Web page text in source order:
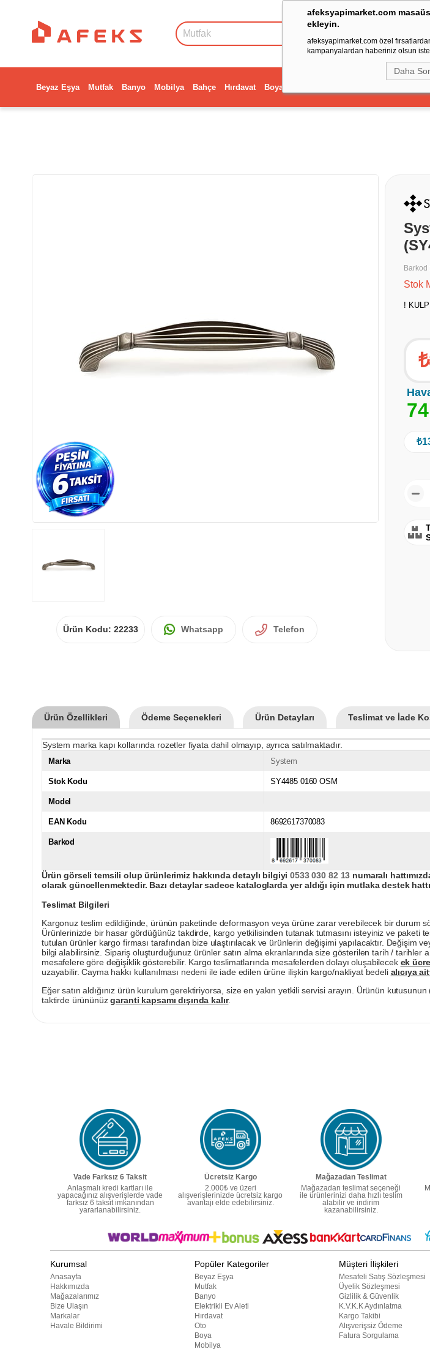
afeksyapimarket.com
ekleyin.
afeksyapimarket.com özel
kampanyalardan haberiniz olsun
Daha
Beyaz Eşya Mutfak Banyo Mobilya Bahçe Hırdavat Boya
Ürün Kodu: 22233 Whatsapp Telefon
Barkod
Stok
!
74
Ürün Özellikleri Ödeme Seçenekleri Ürün Detayları Teslimat ve İade
System marka kapı kollarında rozetler fiyata dahil olmayıp, ayrıca satılmaktadır.
Marka System
Stok Kodu SY4485 0160 OSM
Model
EAN Kodu 8692617370083
Barkod
Ürün görseli temsili olup ürünlerimiz hakkında detaylı bilgiyi0533 030 82 13 numaralı
olarak güncellenmektedir. Bazı detaylar sadece kataloglarda yer aldığı için mutlaka destek
Teslimat Bilgileri
Kargonuz teslim edildiğinde, ürünün paketinde deformasyon veya ürüne zarar verebilecek bir durum
Ürünlerinizde bir hasar gördüğünüz takdirde, kargo yetkilisinden tutanak tutmasını isteyiniz ve paketi
tutulan ürünler kargo firması tarafından bize ulaştırılacak ve ürünlerin değişimi yapılacaktır. Değişim
bilgi alabilirsiniz. Sipariş oluşturduğunuz ürünler satın alma ekranlarında size gösterilen tarih /
mesafelere göre değişiklik gösterebilir. Kargo teslimatlarında mesafelerden dolayı oluşabilecek ek
uzayabilir. Cayma hakkı kullanılması nedeni ile iade edilen ürüne ilişkin kargo/nakliyat bedeli alıcıya
Eğer satın aldığınız ürün kurulum gerektiriyorsa, size en yakın yetkili servisi arayın. Ürünün
taktirde ürününüzgaranti kapsamı dışında kalır.
Vade Farksız 6 Taksit
Anlaşmalı kredi kartları ile
yapacağınız alışverişlerde vade
farksız 6 taksit imkanından
yararlanabilirsiniz.
Ücretsiz Kargo
2.000₺ ve üzeri
alışverişlerinizde ücretsiz kargo
avantajı elde edebilirsiniz.
Mağazadan Teslimat
Mağazadan teslimat seçeneği
ile ürünlerinizi daha hızlı teslim
alabilir ve indirim
kazanabilirsiniz.
Kurumsal
Anasayfa
Hakkımızda
Mağazalarımız
Bize Ulaşın
Markalar
Havale Bildirimi
Popüler Kategoriler
Beyaz Eşya
Mutfak
Banyo
Elektrikli Ev Aleti
Hırdavat
Oto
Boya
Mobilya
Müşteri İlişkileri
Mesafeli Satış Sözleşmesi
Üyelik Sözleşmesi
Gizlilik & Güvenlik
K.V.K.K Aydınlatma
Kargo Takibi
Alışverişsiz Ödeme
Fatura Sorgulama